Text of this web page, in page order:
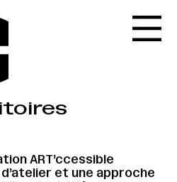
ART’ccessible
et une approche